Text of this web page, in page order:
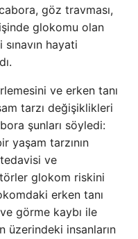
göz travması,
glokomu olan
hayati
ve erken tanı
tarzı değişiklikleri
şunları söyledi:
yaşam tarzının
ve
glokom riskini
erken tanı
görme kaybı ile
üzerindeki insanların